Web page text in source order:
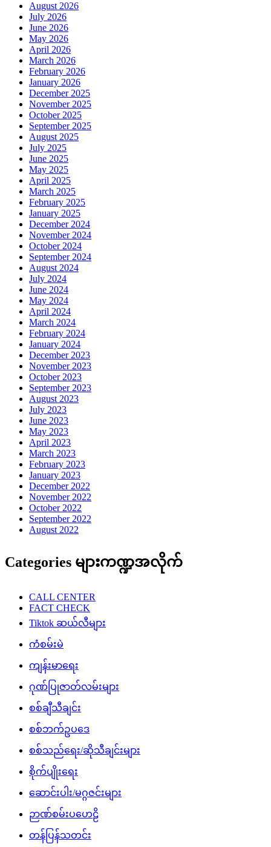
August 2026
July 2026
June 2026
May 2026
April 2026
March 2026
February 2026
January 2026
December 2025
November 2025
October 2025
September 2025
August 2025
July 2025
June 2025
May 2025
April 2025
March 2025
February 2025
January 2025
December 2024
November 2024
October 2024
September 2024
August 2024
July 2024
June 2024
May 2024
April 2024
March 2024
February 2024
January 2024
December 2023
November 2023
October 2023
September 2023
August 2023
July 2023
June 2023
May 2023
April 2023
March 2023
February 2023
January 2023
December 2022
November 2022
October 2022
September 2022
August 2022
Categories များကဏ္ဍအလိုက်
CALL CENTER
FACT CHECK
Tiktok ဆယ်လီများ
ကံစမ်းမဲ
ကျန်းမာရေး
ဂုဏ်ပြုဇာတ်လမ်းများ
စစ်ချီသီချင်း
စစ်ဘက်ဥပဒေ
စစ်သည်ရေး/ဆိုသီချင်းများ
စိုက်ပျိုးရေး
ဆောင်းပါး/မဂ္ဂဇင်းများ
ဉာဏ်စမ်းပဟေဠိ
တန်ပြန်သတင်း